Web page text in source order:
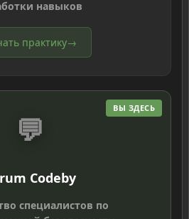
навыков
практику→
ВЫ ЗДЕСЬ
💬
Codeby
специалистов по